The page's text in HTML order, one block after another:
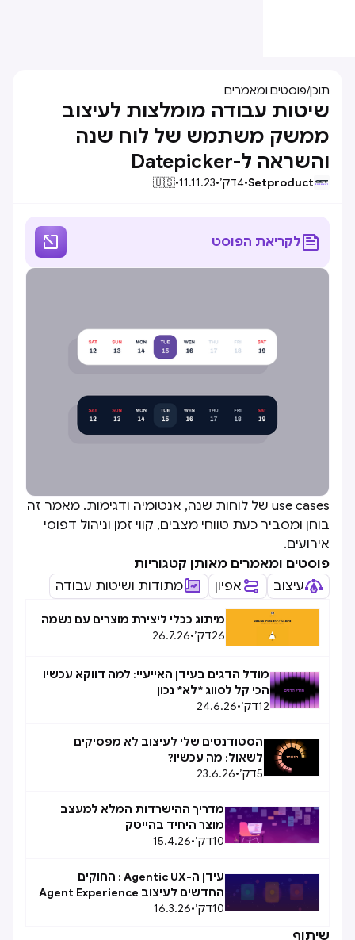
תוכן/פוסטים ומאמרים
שיטות עבודה מומלצות לעיצוב
ממשק משתמש של לוח שנה
והשראה ל-Datepicker
Setproduct
•
4דק׳•
11.11.23
•
🇺🇸
לקריאת הפוסט 
use cases של לוחות שנה, אנטומיה ודגימות. מאמר זה
בוחן ומסביר כעת טווחי מצבים, קווי זמן וניהול דפוסי
אירועים.
פוסטים ומאמרים מאותן קטגוריות
עיצוב
אפיון מתודות ושיטות עבודה
מיתוג ככלי ליצירת מוצרים עם נשמה
26דק׳•
26.7.26
מודל הדגים בעידן האייעיי: למה דווקא עכשיו
הכי קל לסווג *לא* נכון
12דק׳•
24.6.26
הסטודנטים שלי לעיצוב לא מפסיקים
לשאול: מה עכשיו?
5דק׳•
23.6.26
מדריך ההישרדות המלא למעצב
מוצר היחיד בהייטק
10דק׳•
15.4.26
עידן ה-Agentic UX : החוקים
החדשים לעיצוב Agent Experience
(AX)
10דק׳•
16.3.26
שיתוף